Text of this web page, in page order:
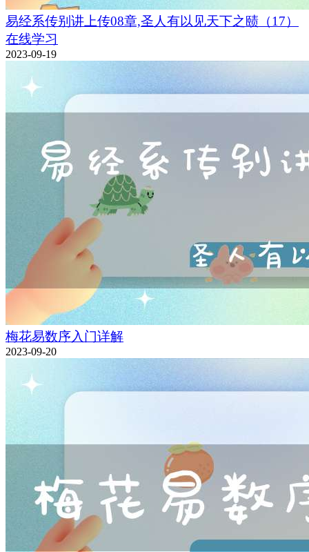
易经系传别讲上传08章,圣人有以见天下之赜（17）
在线学习
2023-09-19
梅花易数序入门详解
2023-09-20